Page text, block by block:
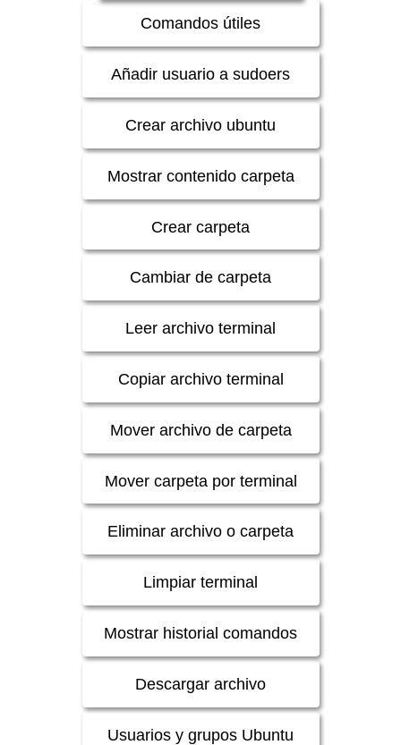
Comandos útiles
Añadir usuario a sudoers
Crear archivo ubuntu
Mostrar contenido carpeta
Crear carpeta
Cambiar de carpeta
Leer archivo terminal
Copiar archivo terminal
Mover archivo de carpeta
Mover carpeta por terminal
Eliminar archivo o carpeta
Limpiar terminal
Mostrar historial comandos
Descargar archivo
Usuarios y grupos Ubuntu